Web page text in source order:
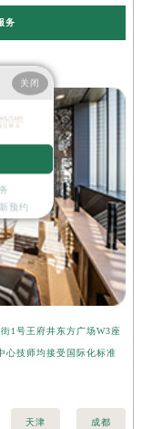
务
1号王府井东方广场W3座
心技师均接受国际化标准
天津 成都
关闭
预约